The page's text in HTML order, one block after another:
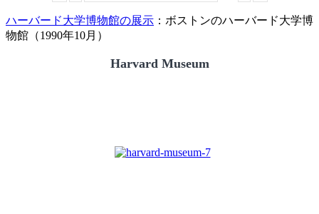
ハーバード大学博物館の展示 ：ボストンのハーバード大学博
物館（1990年10月）
Harvard Museum